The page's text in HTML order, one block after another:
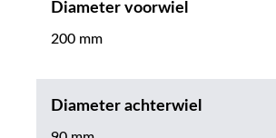
Diameter voorwiel
200 mm
Diameter achterwiel